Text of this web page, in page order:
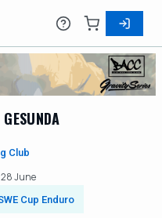
Club
June
Cup Enduro